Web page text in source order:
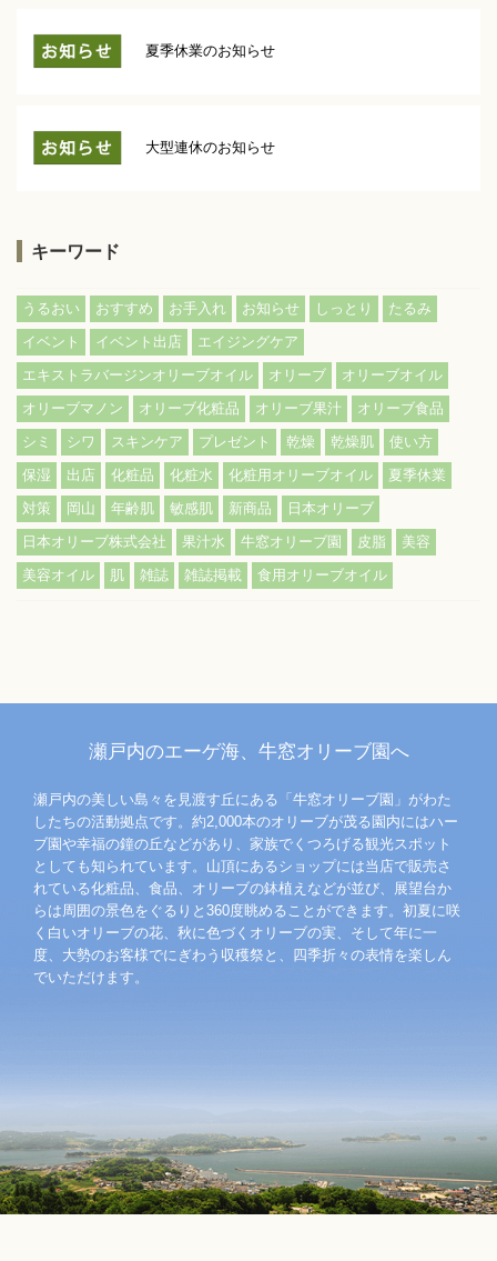
夏季休業のお知らせ
大型連休のお知らせ
キーワード
うるおい おすすめ お手入れ お知らせ しっとり
たるみ
イベント
イベント出店
エイジングケア
エキストラバージンオリーブオイル
オリーブ
オリーブオイル
オリーブマノン
オリーブ化粧品 オリーブ果汁
オリーブ食品
シミ
シワ スキンケア プレゼント 乾燥 乾燥肌
使い方
保湿
出店 化粧品 化粧水 化粧用オリーブオイル
夏季休業
対策
岡山 年齢肌 敏感肌 新商品
日本オリーブ
日本オリーブ株式会社
果汁水 牛窓オリーブ園 皮脂
美容
美容オイル
肌 雑誌 雑誌掲載 食用オリーブオイル
瀬戸内のエーゲ海、牛窓オリーブ園へ
瀬戸内の美しい島々を見渡す丘にある「牛窓オリーブ園」がわた
したちの活動拠点です。約2,000本のオリーブが茂る園内にはハー
ブ園や幸福の鐘の丘などがあり、家族でくつろげる観光スポット
としても知られています。山頂にあるショップには当店で販売さ
れている化粧品、食品、オリーブの鉢植えなどが並び、展望台か
らは周囲の景色をぐるりと360度眺めることができます。初夏に咲
く白いオリーブの花、秋に色づくオリーブの実、そして年に一
度、大勢のお客様でにぎわう収穫祭と、四季折々の表情を楽しん
でいただけます。